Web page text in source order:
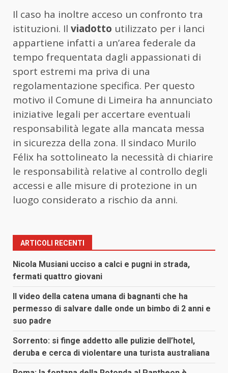
Il caso ha inoltre acceso un confronto tra
istituzioni. Il viadotto utilizzato per i lanci
appartiene infatti a un’area federale da
tempo frequentata dagli appassionati di
sport estremi ma priva di una
regolamentazione specifica. Per questo
motivo il Comune di Limeira ha annunciato
iniziative legali per accertare eventuali
responsabilità legate alla mancata messa
in sicurezza della zona. Il sindaco Murilo
Félix ha sottolineato la necessità di chiarire
le responsabilità relative al controllo degli
accessi e alle misure di protezione in un
luogo considerato a rischio da anni.
ARTICOLI RECENTI
Nicola Musiani ucciso a calci e pugni in strada,
fermati quattro giovani
Il video della catena umana di bagnanti che ha
permesso di salvare dalle onde un bimbo di 2 anni e
suo padre
Sorrento: si finge addetto alle pulizie dell’hotel,
deruba e cerca di violentare una turista australiana